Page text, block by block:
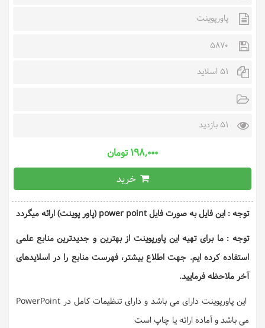
پاورپوینت
5870
51 اسلاید
51 بازدید
۱۹۸,۰۰۰ تومان
خرید
توجه : این فایل به صورت فایل power point (پاور پوینت) ارائه میگردد
توجه : ما برای تهیه این پاورپوینت از بهترین و جدیدترین منابع علمی
استفاده کرده ایم. جهت اطلاع بیشتر، فهرست منابع را در اسلایدهای
آخر ملاحظه فرمایید.
این پاورپوینت دارای می باشد و دارای تنظیمات کامل در PowerPoint
می باشد و آماده ارائه یا چاپ است